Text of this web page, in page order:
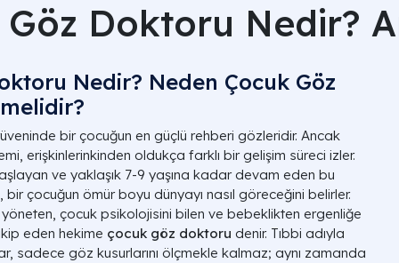
Göz Doktoru​ Nedir?
Nedir? Neden Çocuk Göz
bir çocuğun en güçlü rehberi gözleridir. Ancak
erişkinlerinkinden oldukça farklı bir gelişim süreci izler.
ve yaklaşık 7-9 yaşına kadar devam eden bu
çocuğun ömür boyu dünyayı nasıl göreceğini belirler.
çocuk psikolojisini bilen ve bebeklikten ergenliğe
eden hekime çocuk göz doktoru denir. Tıbbi adıyla
sadece göz kusurlarını ölçmekle kalmaz; aynı zamanda